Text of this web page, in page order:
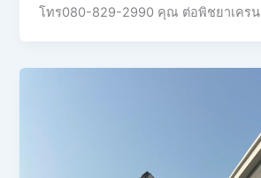
โทร080-829-2990 คุณ ต่อพิชยาเครน